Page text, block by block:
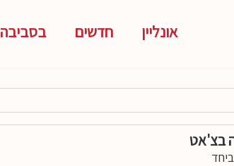
אונליין חדשים בסביבה
בצ'אט